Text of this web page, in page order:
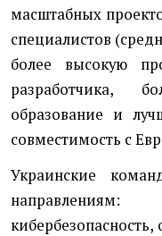
масштабных
специалистов
более высокую
разработчика,
образование и
совместимость с
Украинские